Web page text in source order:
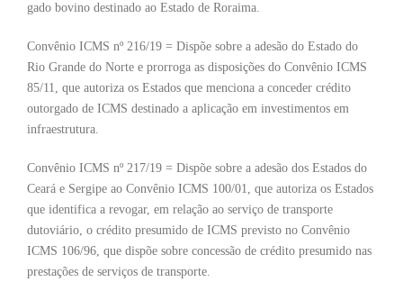
gado bovino destinado ao Estado de Roraima.
Convênio ICMS nº 216/19 = Dispõe sobre a adesão do Estado do
Rio Grande do Norte e prorroga as disposições do Convênio ICMS
85/11, que autoriza os Estados que menciona a conceder crédito
outorgado de ICMS destinado a aplicação em investimentos em
infraestrutura.
Convênio ICMS nº 217/19 = Dispõe sobre a adesão dos Estados do
Ceará e Sergipe ao Convênio ICMS 100/01, que autoriza os Estados
que identifica a revogar, em relação ao serviço de transporte
dutoviário, o crédito presumido de ICMS previsto no Convênio
ICMS 106/96, que dispõe sobre concessão de crédito presumido nas
prestações de serviços de transporte.